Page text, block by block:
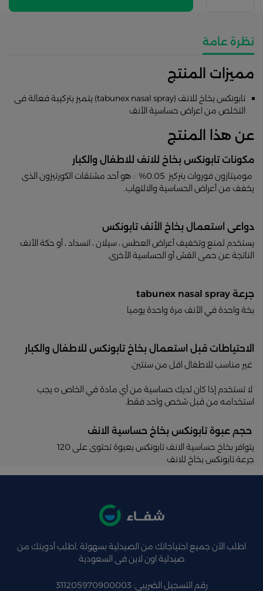
نظرة عامة
مميزات المنتج
تابونكس بخاخ للانف (tabunex nasal spray) يتميز بتركيبة فعالة فى
التخلص من اعراض حساسية الأنف
عن هذا المنتج
مكونات تابونكس بخاخ للانف للاطفال والكبار
موميتازون فوروات بتركيز 0.05% : هو أحد مشتقات الكورتيزون الذى
يخفف من أعراض الحساسية والالتهاب.
دواعى استعمال بخاخ الأنف تابونكس
يستخدم لمنع وتخفيف أعراض العطس ، سيلان ، انسداد ، أو حكة الأنف
الناتجة عن حمى القش أو الحساسية الأخرى.
جرعة tabunex nasal spray
بخة واحدة في الأنف مرة واحدة يوميا
الاحتياطات قبل استعمال بخاخ تابونكس للاطفال والكبار
غير مناسب للاطفال اقل من سنتين.
لا تستخدم إذا كان لديك حساسية من أي مادة في الخاص o يجب
استخدامه من قبل شخص واحد فقط.
حجم عبوة تابونكس بخاخ حساسية الانف
يتوافر بخاخ حساسية الانف تابونكس بعبوة تحتوى على 120
جرعة.تابونكس بخاخ للانف
اطلب الآن جميع احتياجاتك من الصيدلية بسهولة ,اطلب أدويتك من
صيدلية اون لاين فى السعودية
رقم التسجيل الضريبي: 311205970900003